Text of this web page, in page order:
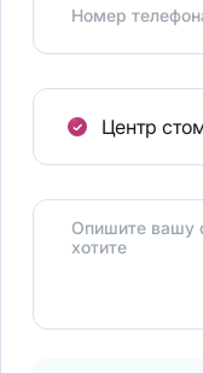
Номер
Центр
Опишите вашу
хотите